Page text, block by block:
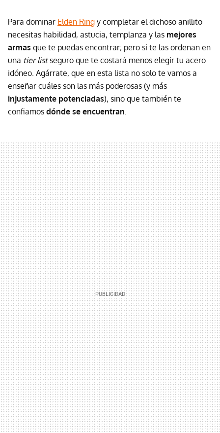
Para dominar Elden Ring y completar el dichoso anillito
necesitas habilidad, astucia, templanza y las mejores
armas que te puedas encontrar; pero si te las ordenan en
una tier listseguro que te costará menos elegir tu acero
idóneo. Agárrate, que en esta lista no solo te vamos a
enseñar cuáles son las más poderosas (y más
injustamente potenciadas), sino que también te
confiamos dónde se encuentran